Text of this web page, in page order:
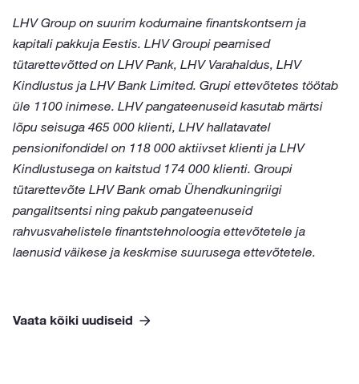
LHV Group on suurim kodumaine finantskontsern ja
kapitali pakkuja Eestis. LHV Groupi peamised
tütarettevõtted on LHV Pank, LHV Varahaldus, LHV
Kindlustus ja LHV Bank Limited. Grupi ettevõtetes töötab
üle 1100 inimese. LHV pangateenuseid kasutab märtsi
lõpu seisuga 465 000 klienti, LHV hallatavatel
pensionifondidel on 118 000 aktiivset klienti ja LHV
Kindlustusega on kaitstud 174 000 klienti. Groupi
tütarettevõte LHV Bank omab Ühendkuningriigi
pangalitsentsi ning pakub pangateenuseid
rahvusvahelistele finantstehnoloogia ettevõtetele ja
laenusid väikese ja keskmise suurusega ettevõtetele.
Vaata kõiki uudiseid